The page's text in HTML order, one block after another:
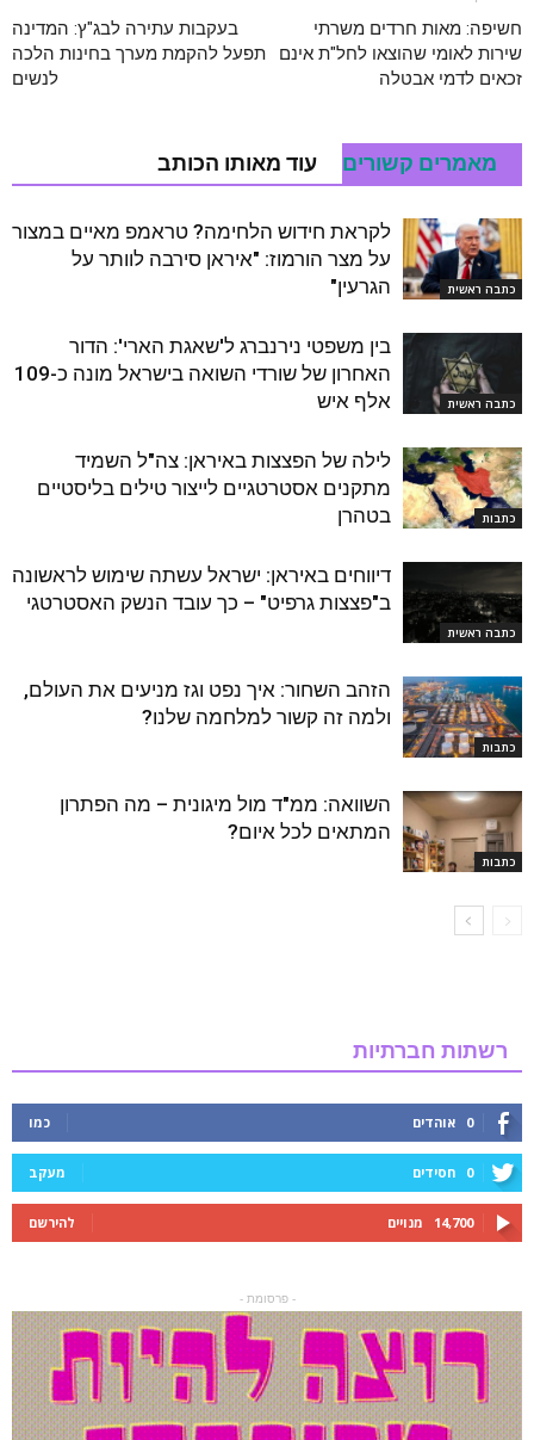
חשיפה: מאות חרדים משרתי
שירות לאומי שהוצאו לחל"ת אינם
זכאים לדמי אבטלה
בעקבות עתירה לבג"ץ: המדינה
תפעל להקמת מערך בחינות הלכה
לנשים
מאמרים קשורים עוד מאותו הכותב
כתבה ראשית
לקראת חידוש הלחימה? טראמפ מאיים במצור
על מצר הורמוז: "איראן סירבה לוותר על
הגרעין"
כתבה ראשית
בין משפטי נירנברג ל'שאגת הארי': הדור
האחרון של שורדי השואה בישראל מונה כ-109
אלף איש
כתבות
לילה של הפצצות באיראן: צה"ל השמיד
מתקנים אסטרטגיים לייצור טילים בליסטיים
בטהרן
כתבה ראשית
דיווחים באיראן: ישראל עשתה שימוש לראשונה
ב"פצצות גרפיט" – כך עובד הנשק האסטרטגי
כתבות
הזהב השחור: איך נפט וגז מניעים את העולם,
ולמה זה קשור למלחמה שלנו?
כתבות
השוואה: ממ"ד מול מיגונית – מה הפתרון
המתאים לכל איום?
רשתות חברתיות
0 אוהדים כמו
0 חסידים מעקב
14,700 מנויים להירשם
- פרסומת -